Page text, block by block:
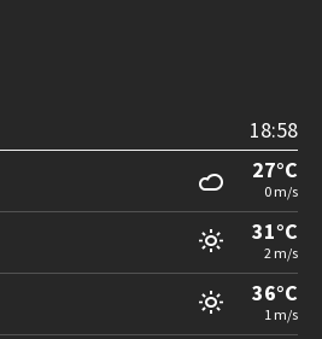
18:58
27°C
0 m/s
31°C
2 m/s
36°C
1 m/s